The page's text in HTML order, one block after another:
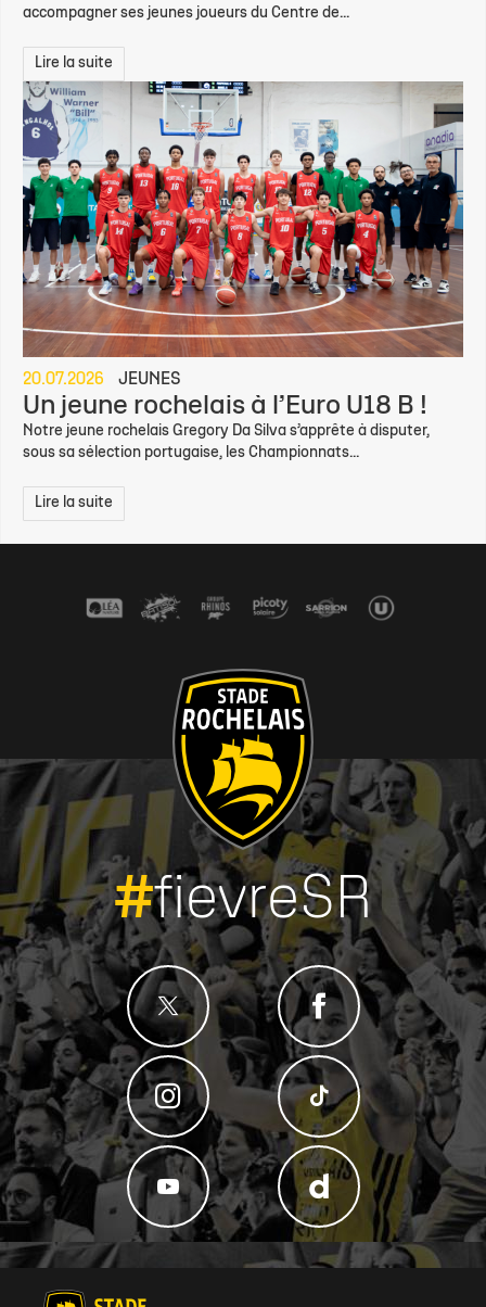
accompagner ses jeunes joueurs du Centre de...
Lire la suite
20.07.2026 JEUNES
Un jeune rochelais à l’Euro U18 B !
Notre jeune rochelais Gregory Da Silva s’apprête à disputer,
sous sa sélection portugaise, les Championnats...
Lire la suite
#fievreSR